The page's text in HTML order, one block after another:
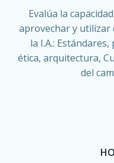
Evalúa la
aprovechar y utilizar
la I.A.:
ética, arquitectura,
del